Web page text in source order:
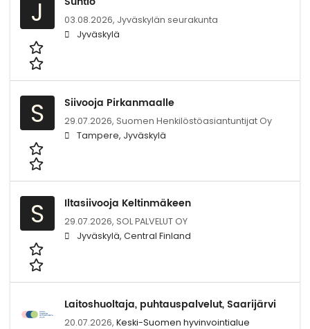
J 03.08.2026, Jyväskylän seurakunta
Jyväskylä
S Siivooja Pirkanmaalle
29.07.2026, Suomen Henkilöstöasiantuntijat Oy
Tampere, Jyväskylä
S Iltasiivooja Keltinmäkeen
29.07.2026, SOL PALVELUT OY
Jyväskylä, Central Finland
Laitoshuoltaja, puhtauspalvelut, Saarijärvi
20.07.2026, Keski-Suomen hyvinvointialue